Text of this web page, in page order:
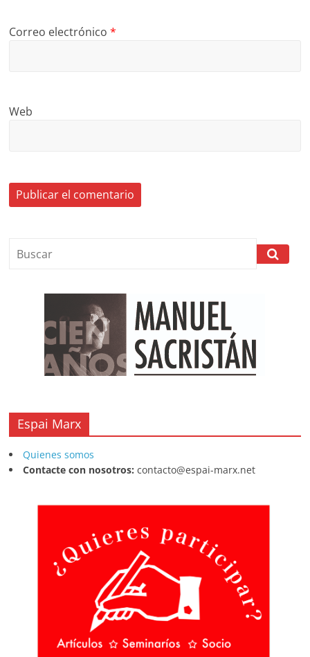
Correo electrónico*
Web
Espai Marx
Quienes somos
Contacte con nosotros: contacto@espai-marx.net